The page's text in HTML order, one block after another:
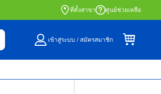
สั่งซื้อออนไลน์และรับที่หน้าร้านด้วย Click
ที่ตั้งสาขา ศูนย์ช่วยเหลือ
เข้าสู่ระบบ / สมัครสมาชิก